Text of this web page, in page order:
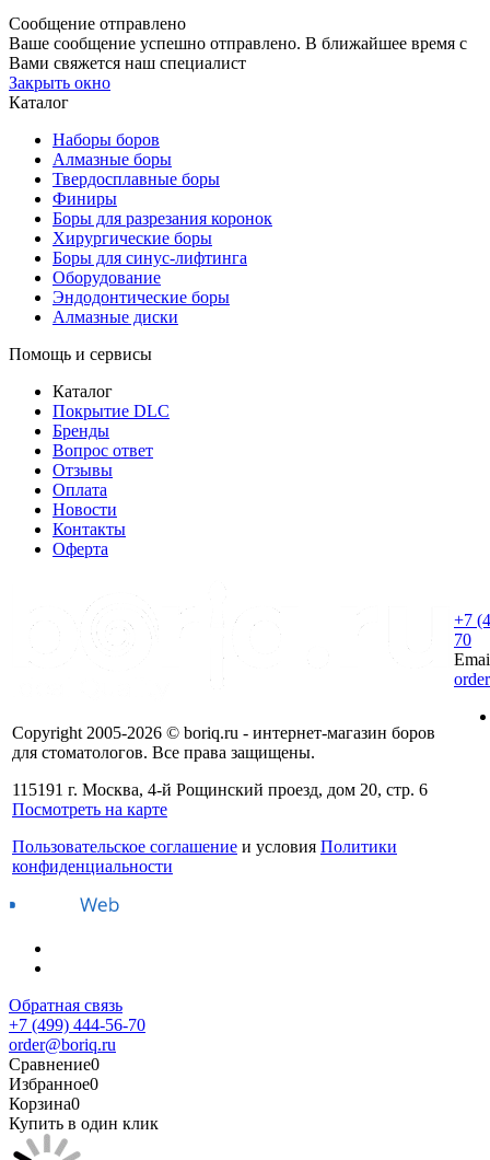
Сообщение отправлено
Ваше сообщение успешно отправлено. В ближайшее время с
Вами свяжется наш специалист
Закрыть окно
Каталог
Наборы боров
Алмазные боры
Твердосплавные боры
Финиры
Боры для разрезания коронок
Хирургические боры
Боры для синус-лифтинга
Оборудование
Эндодонтические боры
Алмазные диски
Помощь и сервисы
Каталог
Покрытие DLC
Бренды
Вопрос ответ
Отзывы
Оплата
Новости
Контакты
Оферта
Copyright 2005-2026 © boriq.ru - интернет-магазин боров
для стоматологов. Все права защищены.
115191 г. Москва, 4-й Рощинский проезд, дом 20, стр. 6
Посмотреть на карте
Пользовательское соглашение и условия Политики
конфиденциальности
+7
70
Обратная связь
+7 (499) 444-56-70
order@boriq.ru
Сравнение0
Избранное0
Корзина0
Купить в один клик